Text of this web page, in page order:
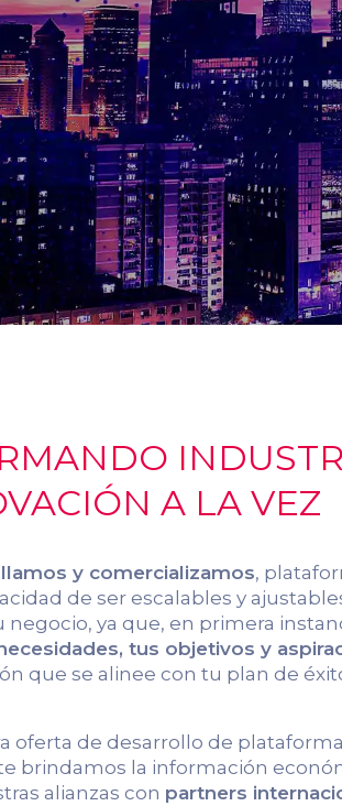
A LA VEZ
y comercializamos,
de ser escalables y
negocio, ya que, en primera
tus objetivos y
que se alinee con tu plan de
oferta de desarrollo de
brindamos la información
alianzas con partners